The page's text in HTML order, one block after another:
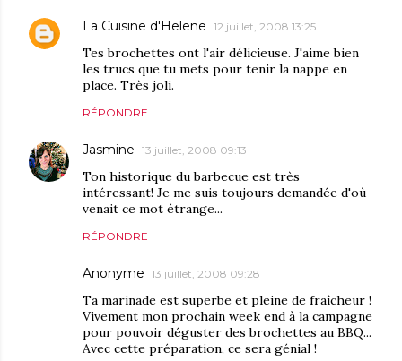
La Cuisine d'Helene 12 juillet, 2008 13:25
Tes brochettes ont l'air délicieuse. J'aime bien
les trucs que tu mets pour tenir la nappe en
place. Très joli.
RÉPONDRE
Jasmine 13 juillet, 2008 09:13
Ton historique du barbecue est très
intéressant! Je me suis toujours demandée d'où
venait ce mot étrange...
RÉPONDRE
Anonyme 13 juillet, 2008 09:28
Ta marinade est superbe et pleine de fraîcheur !
Vivement mon prochain week end à la campagne
pour pouvoir déguster des brochettes au BBQ...
Avec cette préparation, ce sera génial !